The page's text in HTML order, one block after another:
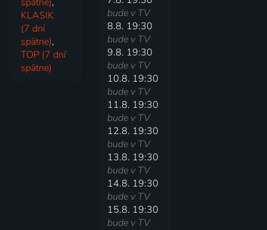
KLASIK
(7 dní
spätne),
TOP (7 dní
spätne)
bude v TV
8.8. 19:30
bude v TV
9.8. 19:30
bude v TV
10.8. 19:30
bude v TV
11.8. 19:30
bude v TV
12.8. 19:30
bude v TV
13.8. 19:30
bude v TV
14.8. 19:30
bude v TV
15.8. 19:30
bude v TV